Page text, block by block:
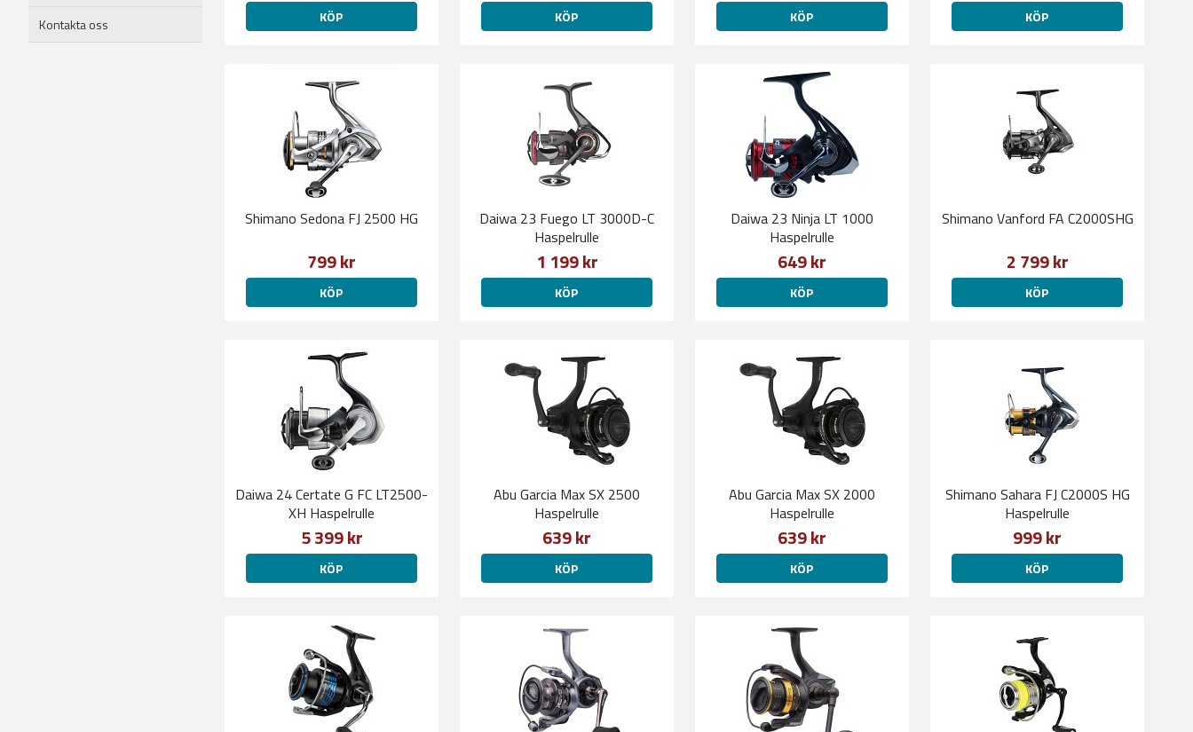
Kontakta oss
KÖP KÖP KÖP KÖP
Shimano Sedona FJ 2500 HG
799 kr
KÖP
Daiwa 23 Fuego LT 3000D-C
Haspelrulle
1 199 kr
KÖP
Daiwa 23 Ninja LT 1000
Haspelrulle
649 kr
KÖP
Shimano Vanford FA C2000SHG
2 799 kr
KÖP
Daiwa 24 Certate G FC LT2500-
XH Haspelrulle
5 399 kr
KÖP
Abu Garcia Max SX 2500
Haspelrulle
639 kr
KÖP
Abu Garcia Max SX 2000
Haspelrulle
639 kr
KÖP
Shimano Sahara FJ C2000S HG
Haspelrulle
999 kr
KÖP